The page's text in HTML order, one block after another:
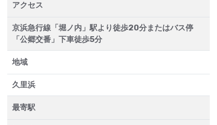
アクセス
京浜急行線「堀ノ内」駅より徒歩20分またはバス停
「公郷交番」下車徒歩5分
地域
久里浜
最寄駅